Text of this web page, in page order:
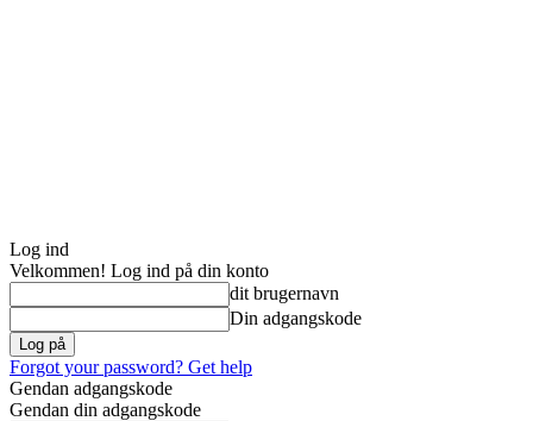
Log ind
Velkommen! Log ind på din konto
dit brugernavn
Din adgangskode
Forgot your password? Get help
Gendan adgangskode
Gendan din adgangskode